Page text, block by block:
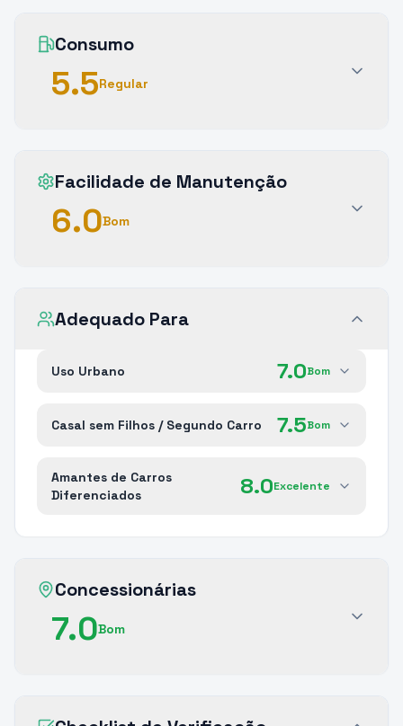
Consumo
5.5Regular
Facilidade de Manutenção
6.0Bom
Adequado Para
Uso Urbano 7.0Bom
Casal sem Filhos / Segundo Carro 7.5Bom
Amantes de Carros
Diferenciados
8.0Excelente
Concessionárias
7.0Bom